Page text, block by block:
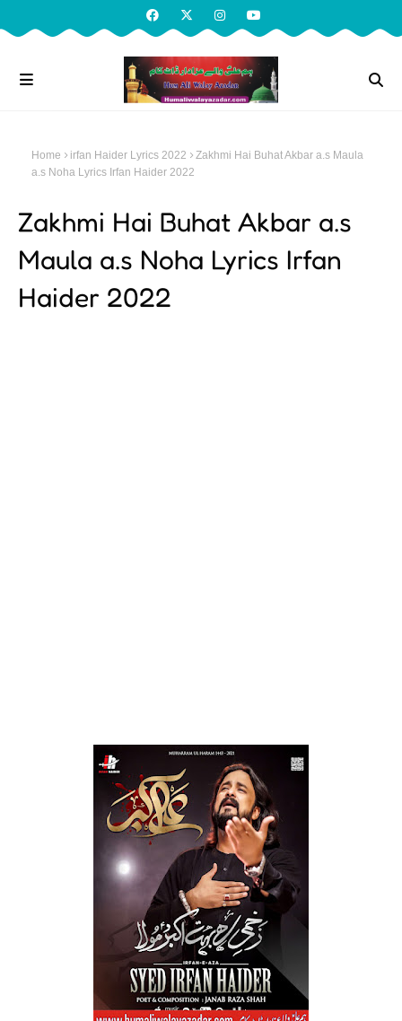
Home irfan Haider Lyrics 2022
Zakhmi Hai Buhat Akbar a.s Maula
a.s Noha Lyrics Irfan Haider 2022
Zakhmi Hai Buhat Akbar a.s
Maula a.s Noha Lyrics Irfan
Haider 2022